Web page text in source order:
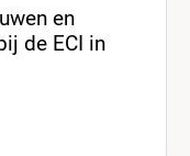
en
de ECI in